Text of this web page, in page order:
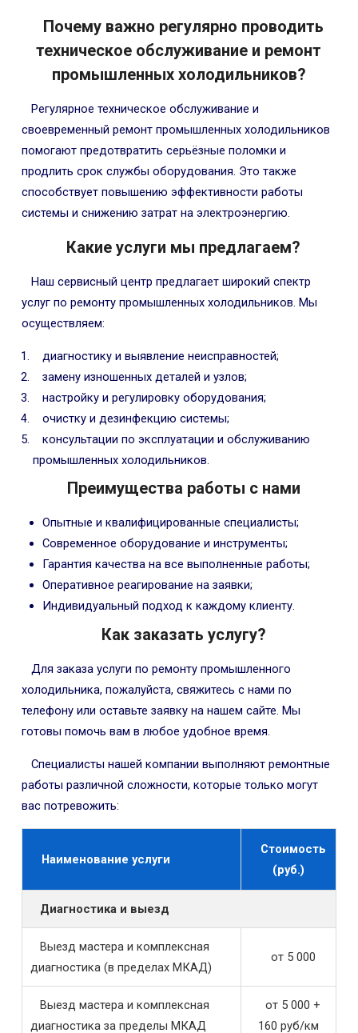
Почему важно регулярно проводить
техническое обслуживание и ремонт
промышленных холодильников?
Регулярное техническое обслуживание и
своевременный ремонт промышленных холодильников
помогают предотвратить серьёзные поломки и
продлить срок службы оборудования. Это также
способствует повышению эффективности работы
системы и снижению затрат на электроэнергию.
Какие услуги мы предлагаем?
Наш сервисный центр предлагает широкий спектр
услуг по ремонту промышленных холодильников. Мы
осуществляем:
диагностику и выявление неисправностей;
замену изношенных деталей и узлов;
настройку и регулировку оборудования;
очистку и дезинфекцию системы;
консультации по эксплуатации и обслуживанию
промышленных холодильников.
Преимущества работы с нами
Опытные и квалифицированные специалисты;
Современное оборудование и инструменты;
Гарантия качества на все выполненные работы;
Оперативное реагирование на заявки;
Индивидуальный подход к каждому клиенту.
Как заказать услугу?
Для заказа услуги по ремонту промышленного
холодильника, пожалуйста, свяжитесь с нами по
телефону или оставьте заявку на нашем сайте. Мы
готовы помочь вам в любое удобное время.
Специалисты нашей компании выполняют ремонтные
работы различной сложности, которые только могут
вас потревожить:
Наименование услуги
Стоимость
(руб.)
Диагностика и выезд
Выезд мастера и комплексная
диагностика (в пределах МКАД)
от 5 000
Выезд мастера и комплексная
диагностика за пределы МКАД
от 5 000 +
160 руб/км